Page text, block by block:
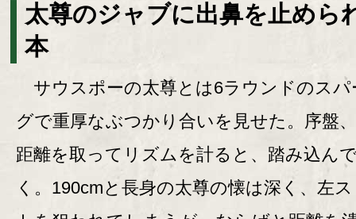
太尊のジャブに出鼻を止めら
本
サウスポーの太尊とは6ラウンドのスパ
グで重厚なぶつかり合いを見せた。序盤
距離を取ってリズムを計ると、踏み込ん
く。190cmと長身の太尊の懐は深く、左